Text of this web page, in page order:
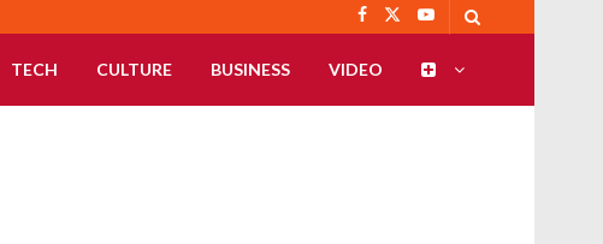
TECH CULTURE BUSINESS VIDEO